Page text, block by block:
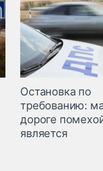
Остановка по
требованию:
дороге
является